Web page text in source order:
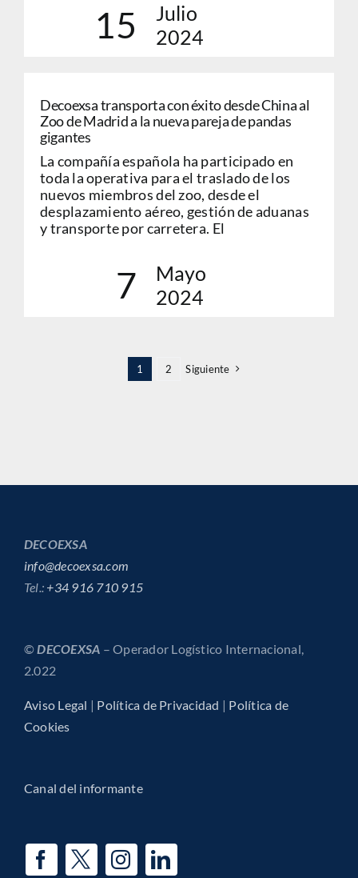
15
Julio
2024
Decoexsa transporta con éxito desde China al
Zoo de Madrid a la nueva pareja de pandas
gigantes
La compañía española ha participado en
toda la operativa para el traslado de los
nuevos miembros del zoo, desde el
desplazamiento aéreo, gestión de aduanas
y transporte por carretera. El
7
Mayo
2024
1 2 Siguiente
DECOEXSA
info@decoexsa.com
Tel.: +34 916 710 915
©DECOEXSA – Operador Logístico Internacional,
2.022
Aviso Legal | Política de Privacidad | Política de
Cookies
Canal del informante